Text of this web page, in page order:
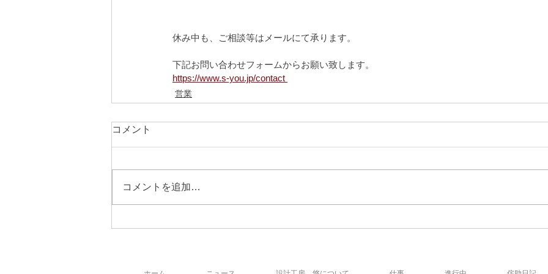
休み中も、ご相談等はメールにて承ります。
下記お問い合わせフォームからお願い致します。
https://www.s-you.jp/contact
営業
コメント
コメントを追加…